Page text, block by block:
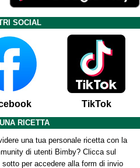
SOCIAL
TikTok
RICETTA
una tua personale ricetta con la
di utenti Bimby? Clicca sul
sotto per accedere alla form di invio